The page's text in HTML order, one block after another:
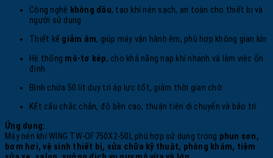
Công nghệ không dầu, tạo khí nén sạch, an toàn cho thiết bị và
người sử dụng
Thiết kế giảm âm, giúp máy vận hành êm, phù hợp không gian kín
Hệ thống mô-tơ kép, cho khả năng nạp khí nhanh và làm việc ổn
định
Bình chứa 50 lít duy trì áp lực tốt, giảm thời gian chờ
Kết cấu chắc chắn, độ bền cao, thuận tiện di chuyển và bảo trì
Ứng dụng:
Máy nén khí WING TW-OF750X2-50L phù hợp sử dụng trong phun sơn,
bơm hơi, vệ sinh thiết bị, sửa chữa kỹ thuật, phòng khám, tiệm